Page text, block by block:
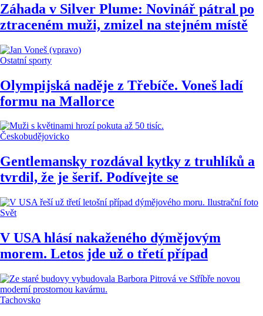
Záhada v Silver Plume: Novinář pátral po
ztraceném muži, zmizel na stejném místě
Ostatní sporty
Olympijská naděje z Třebíče. Voneš ladí
formu na Mallorce
Českobudějovicko
Gentlemansky rozdával kytky z truhlíků a
tvrdil, že je šerif. Podívejte se
Svět
V USA hlásí nakaženého dýmějovým
morem. Letos jde už o třetí případ
Tachovsko